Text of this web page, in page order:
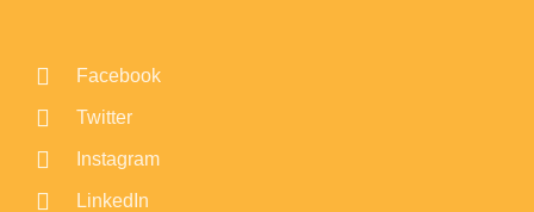
Facebook
Twitter
Instagram
LinkedIn